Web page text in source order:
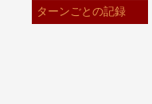
ターンごとの記録